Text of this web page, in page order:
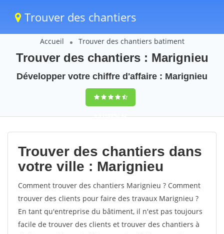
Trouver des chantiers
Accueil Trouver des chantiers batiment
Trouver des chantiers : Marignieu
Développer votre chiffre d'affaire : Marignieu
9,5(100%)42
votes
Trouver des chantiers dans
votre ville : Marignieu
Comment trouver des chantiers Marignieu ? Comment
trouver des clients pour faire des travaux Marignieu ?
En tant qu'entreprise du bâtiment, il n'est pas toujours
facile de trouver des clients et trouver des chantiers à